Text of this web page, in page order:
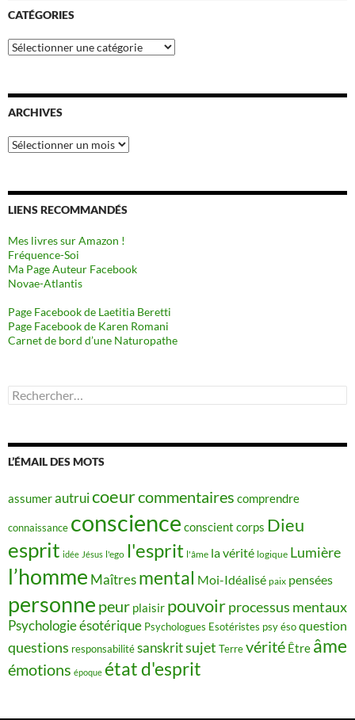
CATÉGORIES
Catégories
ARCHIVES
Archives
LIENS RECOMMANDÉS
Mes livres sur Amazon !
Fréquence-Soi
Ma Page Auteur Facebook
Novae-Atlantis
Page Facebook de Laetitia Beretti
Page Facebook de Karen Romani
Carnet de bord d’une Naturopathe
Rechercher :
L’ÉMAIL DES MOTS
assumerautruicoeurcommentaires comprendre
connaissance conscience conscient corps Dieu
esprit idée Jésus l'ego l'esprit l'âme la vérité logique Lumière
l’homme Maîtres mental Moi-Idéalisé paix pensées
personne peur plaisir pouvoirprocessus mentaux
Psychologie ésotérique Psychologues Esotéristes psy ésoquestion
questions responsabilitésanskritsujet Terrevérité Être âme
émotions époque état d'esprit